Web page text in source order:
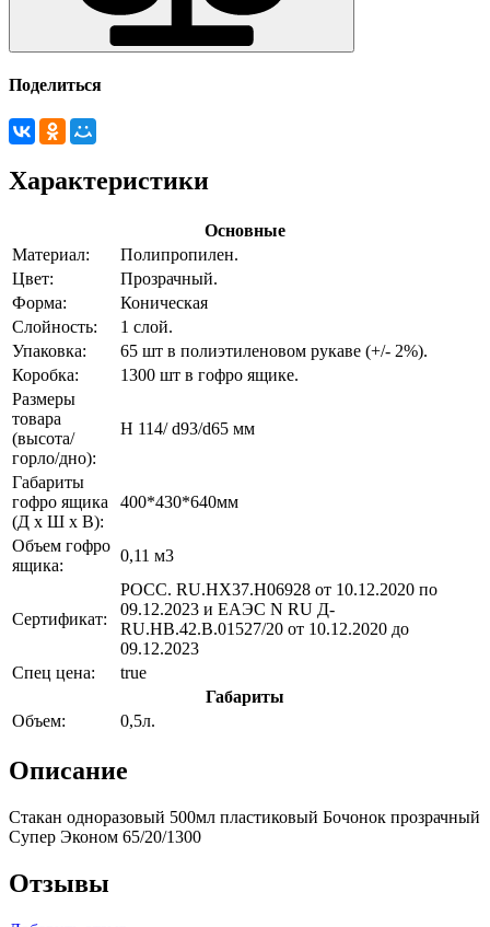
Поделиться
Характеристики
Основные
Материал:
Полипропилен.
Цвет:
Прозрачный.
Форма:
Коническая
Слойность:
1 слой.
Упаковка:
65 шт в полиэтиленовом рукаве (+/- 2%).
Коробка:
1300 шт в гофро ящике.
Размеры
товара
(высота/
горло/дно):
H 114/ d93/d65 мм
Габариты
гофро ящика
(Д х Ш х В):
400*430*640мм
Объем гофро
ящика:
0,11 м3
Сертификат:
РОСС. RU.НХ37.Н06928 от 10.12.2020 по
09.12.2023 и ЕАЭС N RU Д-
RU.НВ.42.В.01527/20 от 10.12.2020 до
09.12.2023
Спец цена:
true
Габариты
Объем:
0,5л.
Описание
Стакан одноразовый 500мл пластиковый Бочонок прозрачный
Супер Эконом 65/20/1300
Отзывы